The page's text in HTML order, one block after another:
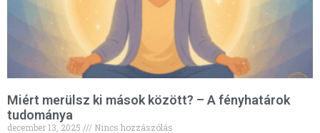
Miért merülsz ki mások között? – A fényhatárok
tudománya
december 13, 2025
Nincs hozzászólás